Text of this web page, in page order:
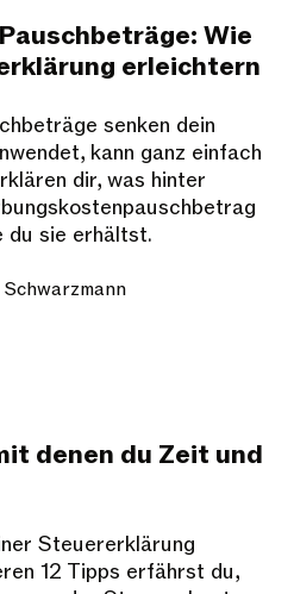
Wie
erleichtern
senken dein
kann ganz einfach
dir, was hinter
du sie erhältst.
denen du Zeit und
Steuererklärung
12 Tipps erfährst du,